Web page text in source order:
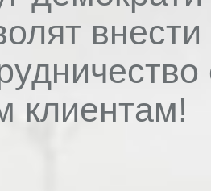
клиентам!